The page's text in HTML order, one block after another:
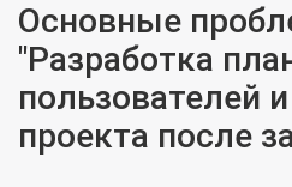
Основные
"Разработка
пользователей
проекта после